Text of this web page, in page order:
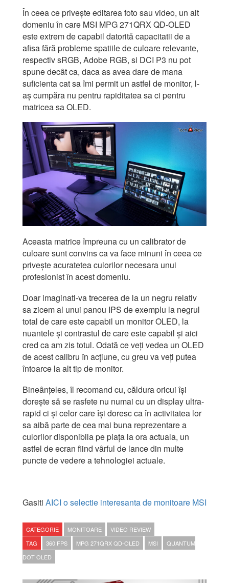
În ceea ce privește editarea foto sau video, un alt
domeniu în care MSI MPG 271QRX QD-OLED
este extrem de capabil datorită capacitatii de a
afisa fără probleme spatiile de culoare relevante,
respectiv sRGB, Adobe RGB, si DCI P3 nu pot
spune decât ca, daca as avea dare de mana
suficienta cat sa îmi permit un astfel de monitor, l-
aș cumpăra nu pentru rapiditatea sa ci pentru
matricea sa OLED.
Aceasta matrice împreuna cu un calibrator de
culoare sunt convins ca va face minuni în ceea ce
privește acuratetea culorilor necesara unui
profesionist în acest domeniu.
Doar imaginati-va trecerea de la un negru relativ
sa zicem al unui panou IPS de exemplu la negrul
total de care este capabil un monitor OLED, la
nuantele și contrastul de care este capabil și aici
cred ca am zis totul. Odată ce veți vedea un OLED
de acest calibru în acțiune, cu greu va veți putea
întoarce la alt tip de monitor.
Bineânțeles, îl recomand cu, căldura oricui își
dorește să se rasfete nu numai cu un display ultra-
rapid ci și celor care își doresc ca în activitatea lor
sa aibă parte de cea mai buna reprezentare a
culorilor disponibila pe piața la ora actuala, un
astfel de ecran fiind vârful de lance din multe
puncte de vedere a tehnologiei actuale.
Gasiti AICI o selectie interesanta de monitoare MSI
CATEGORIE MONITOARE
VIDEO REVIEW
TAG
360 FPS MPG 271QRX QD-OLED MSI
QUANTUM
DOT OLED